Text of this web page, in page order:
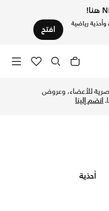
رياضية افتح
للأعضاء، وعروض
انضم إلينا
أحذية